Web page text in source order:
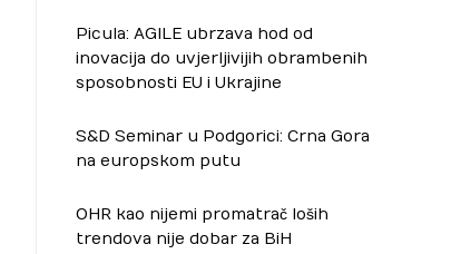
Picula: AGILE ubrzava hod od
inovacija do uvjerljivijih obrambenih
sposobnosti EU i Ukrajine
S&D Seminar u Podgorici: Crna Gora
na europskom putu
OHR kao nijemi promatrač loših
trendova nije dobar za BiH